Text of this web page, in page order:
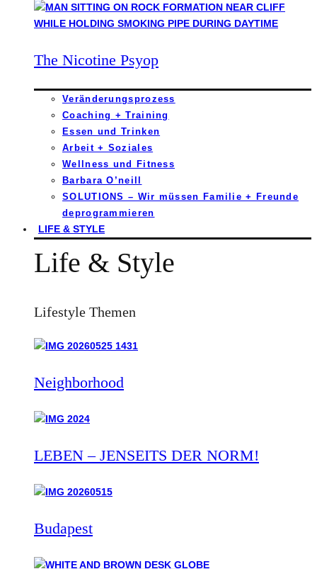
The Nicotine Psyop
Veränderungsprozess
Coaching + Training
Essen und Trinken
Arbeit + Soziales
Wellness und Fitness
Barbara O’neill
SOLUTIONS – Wir müssen Familie + Freunde
deprogrammieren
LIFE & STYLE
Life & Style
Lifestyle Themen
Neighborhood
LEBEN – JENSEITS DER NORM!
Budapest